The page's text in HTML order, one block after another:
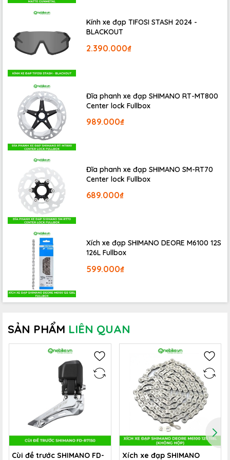
Trục giữa xe đạp BB T47 Right 24
là sự lựa chọn lý tưởng cho
những ai muốn nâng cấp hiệu suất và độ bền của chiếc xe đạp
của mình. Với chất liệu hợp kim nhôm cao cấp, trải nghiệm đạp
mượt mà và vòng bi gốm tiên tiến, sản phẩm này chắc chắn
Kính xe đạp TIFOSI STASH 2024 -
BLACKOUT
2.390.000₫
Đĩa phanh xe đạp SHIMANO RT-MT800
Center lock Fullbox
989.000₫
Đĩa phanh xe đạp SHIMANO SM-RT70
Center lock Fullbox
689.000₫
Xích xe đạp SHIMANO DEORE M6100 12S
126L Fullbox
599.000₫
SẢN PHẨM LIÊN QUAN
Cùi đề trước SHIMANO FD-
Xích xe đạp SHIMANO